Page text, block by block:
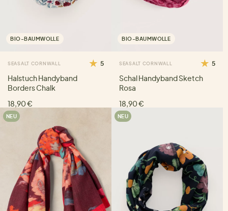
BIO-BAUMWOLLE
SEASALT CORNWALL 5
Halstuch Handyband
Borders Chalk
18,90 €
BIO-BAUMWOLLE
SEASALT CORNWALL 5
Schal Handyband Sketch
Rosa
18,90 €
NEU NEU